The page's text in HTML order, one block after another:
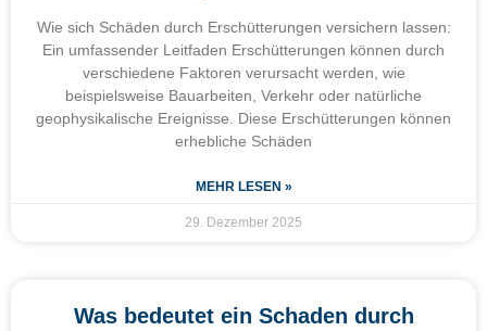
Wie sich Schäden durch Erschütterungen versichern lassen:
Ein umfassender Leitfaden Erschütterungen können durch
verschiedene Faktoren verursacht werden, wie
beispielsweise Bauarbeiten, Verkehr oder natürliche
geophysikalische Ereignisse. Diese Erschütterungen können
erhebliche Schäden
MEHR LESEN »
29. Dezember 2025
Was bedeutet ein Schaden durch